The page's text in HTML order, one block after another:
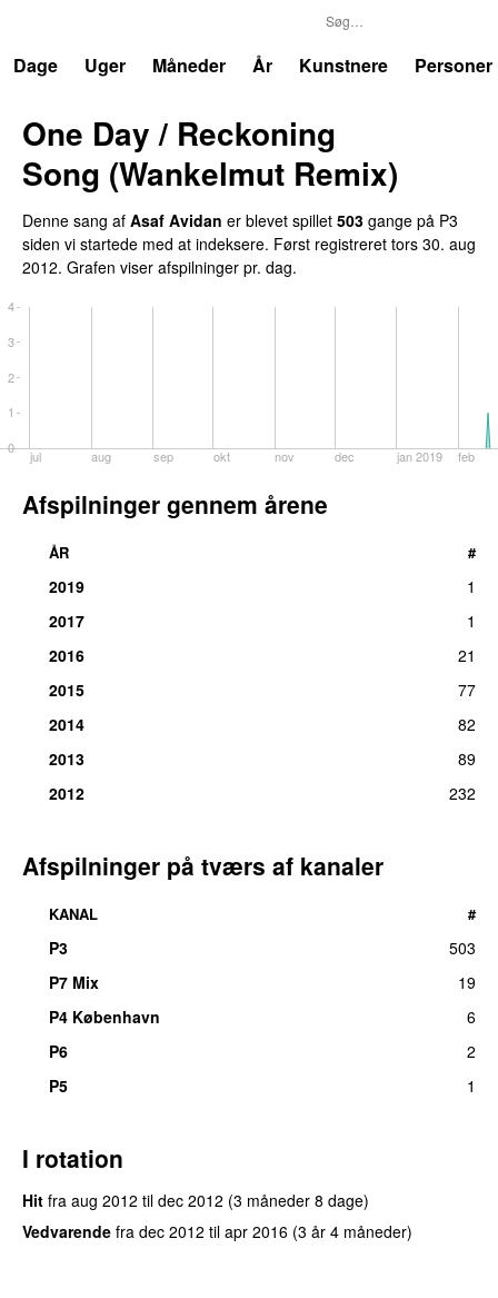
Dage
Uger Måneder År Kunstnere Personer
One Day / Reckoning
Song (Wankelmut Remix)
Denne sang af Asaf Avidan er blevet spillet 503 gange på P3
siden vi startede med at indeksere. Først registreret tors 30. aug
2012. Grafen viser afspilninger pr. dag.
jul aug sep okt nov dec jan 2019 feb
0
1
2
3
4
Afspilninger gennem årene
ÅR #
2019
1
2017
1
2016
21
2015
77
2014
82
2013
89
2012
232
Afspilninger på tværs af kanaler
KANAL #
P3
503
P7 Mix
19
P4 København
6
P6
2
P5
1
I rotation
Hit fra aug 2012 til dec 2012 (3 måneder 8 dage)
Vedvarende fra dec 2012 til apr 2016 (3 år 4 måneder)